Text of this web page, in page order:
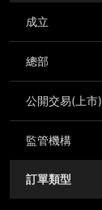
成立
總部
公開交易(上市)
監管機構
訂單類型